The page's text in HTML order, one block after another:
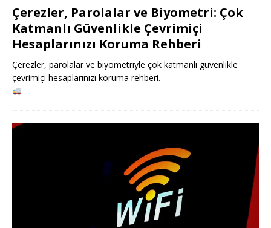
Çerezler, Parolalar ve Biyometri: Çok
Katmanlı Güvenlikle Çevrimiçi
Hesaplarınızı Koruma Rehberi
Çerezler, parolalar ve biyometriyle çok katmanlı güvenlikle
çevrimiçi hesaplarınızı koruma rehberi.